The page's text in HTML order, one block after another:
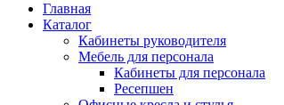
Главная
Каталог
Кабинеты руководителя
Мебель для персонала
Кабинеты для персонала
Ресепшен